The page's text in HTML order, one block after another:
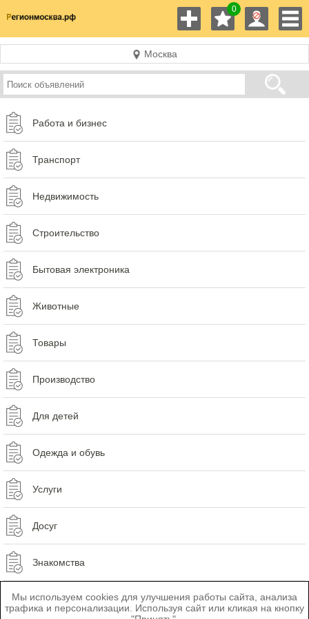
0
Москва
Работа и бизнес
Транспорт
Недвижимость
Строительство
Бытовая электроника
Животные
Товары
Производство
Для детей
Одежда и обувь
Услуги
Досуг
Знакомства
Мы используем cookies для улучшения работы сайта, анализа
трафика и персонализации. Используя сайт или кликая на кнопку